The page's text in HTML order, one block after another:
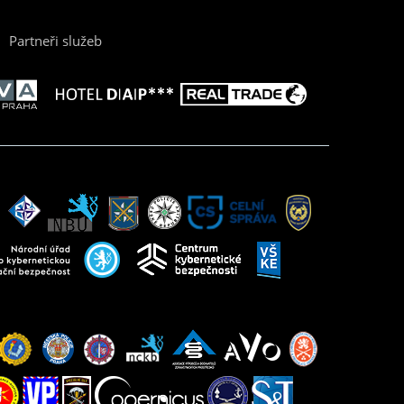
Partneři služeb